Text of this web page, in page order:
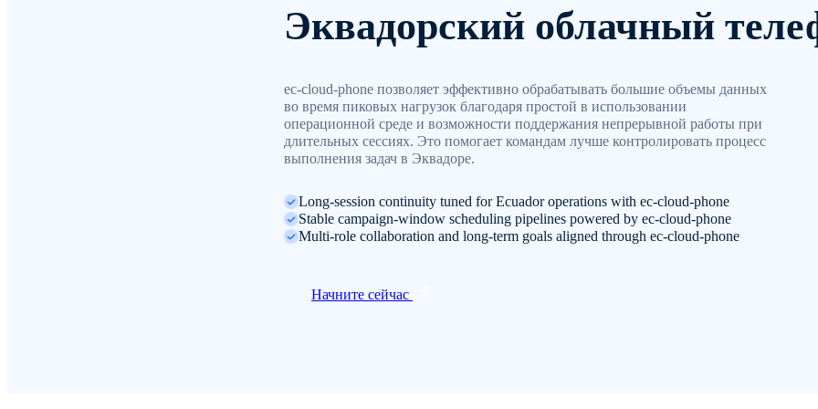
Эквадорский облачный
ec-cloud-phone позволяет эффективно обрабатывать большие объемы данных
во время пиковых нагрузок благодаря простой в использовании
операционной среде и возможности поддержания непрерывной работы при
длительных сессиях. Это помогает командам лучше контролировать процесс
выполнения задач в Эквадоре.
Long-session continuity tuned for Ecuador operations with ec-cloud-phone
Stable campaign-window scheduling pipelines powered by ec-cloud-phone
Multi-role collaboration and long-term goals aligned through ec-cloud-phone
Начните сейчас